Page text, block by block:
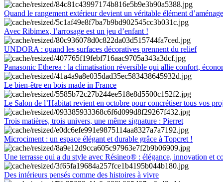
Quand le rangement extérieur devient un véritable élément
Avec Ribimex, l’arrosage est un jeu d’enfant !
UNDORA : quand les surfaces décoratives prennent du relief
Panasonic Etherea : la climatisation réversible qui allie confort,
Le bien-être en bois made in France
Le Salon de l’Habitat revient en octobre pour concrétiser tous vos
Trois matières, trois univers, une même signature : Pierret
Microciment : un espace élégant et durable grâce à Topcret !
Une terrasse qui a du style avec Résineo® : élégance, innovation et
Des intérieurs pensés comme des histoires à vivre